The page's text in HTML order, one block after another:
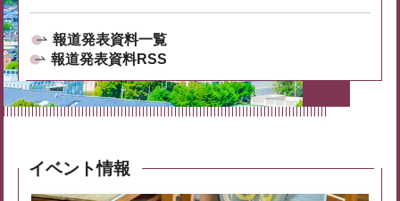
報道発表資料一覧
報道発表資料RSS
イベント情報